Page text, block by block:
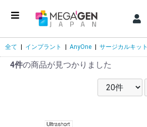
全て | インプラント | AnyOne | サージカルキット
4件の商品が見つかりました